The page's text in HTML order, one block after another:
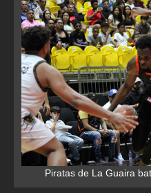
Piratas de La Guaira